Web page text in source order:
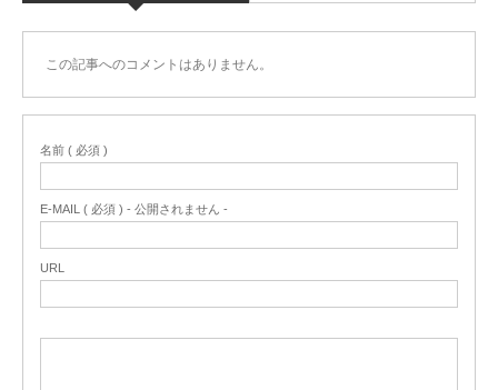
この記事へのコメントはありません。
名前 ( 必須 )
E-MAIL ( 必須 ) - 公開されません -
URL